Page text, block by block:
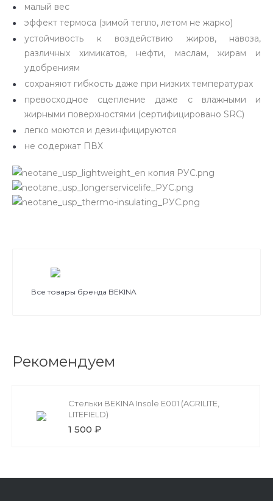
малый вес
эффект термоса (зимой тепло, летом не жарко)
устойчивость к воздействию жиров, навоза,
различных химикатов, нефти, маслам, жирам и
удобрениям
сохраняют гибкость даже при низких температурах
превосходное сцепление даже с влажными и
жирными поверхностями (сертифицировано SRC)
легко моются и дезинфицируются
не содержат ПВХ
Все товары бренда BEKINA
Рекомендуем
Стельки BEKINA Insole E001 (AGRILITE,
LITEFIELD)
1 500 ₽